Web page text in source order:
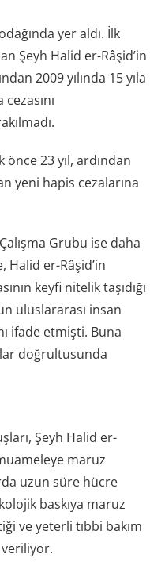
yer aldı. İlk
Şeyh Halid er-Râşid’in
2009 yılında 15 yıla
23 yıl, ardından
yeni hapis cezalarına
Grubu ise daha
Halid er-Râşid’in
keyfi nitelik taşıdığı
uluslararası insan
ifade etmişti. Buna
doğrultusunda
Şeyh Halid er-
maruz
uzun süre hücre
baskıya maruz
ve yeterli tıbbi bakım